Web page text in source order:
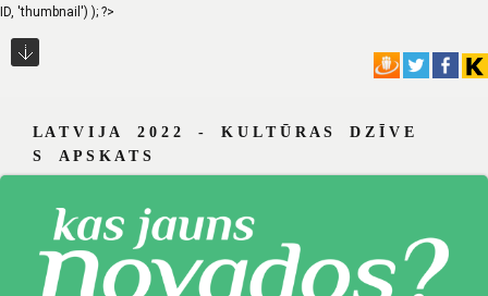
ID, 'thumbnail') ); ?>
L A T V I J A 2 0 2 2 - K U L T Ū R A S D Z Ī V E
S A P S K A T S